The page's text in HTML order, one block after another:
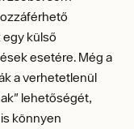
egy külső
esetére. Még a
a verhetetlenül
lehetőségét,
könnyen